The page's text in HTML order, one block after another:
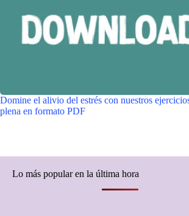
Domine el alivio del estrés con nuestros
plena en formato PDF
Lo más popular en la última hora